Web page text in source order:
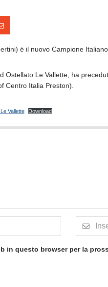
é il nuovo Campione
Ostellato Le Vallette, ha
Centro Italia Preston).
Vallette Download
in questo browser per la